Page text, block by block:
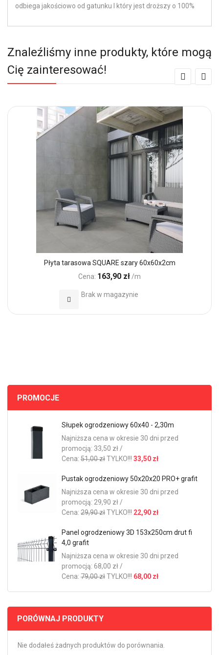
odbiega jakościowo od gatunku I który jest droższy o 100%
Znaleźliśmy inne produkty, które mogą
Cię zainteresować!
Płyta tarasowa SQUARE szary 60x60x2cm
Cena: 163,90 zł/m
Brak w magazynie
Dodaj do Ulubionych
PROMOCJE
Słupek ogrodzeniowy 60x40 - 2,30m
Najniższa cena w okresie 30 dni przed
promocją: 33,50 zł /
Cena: 51,00 złTYLKO!!! 33,50 zł
Pustak ogrodzeniowy 50x20x20 PRO+ grafit
Najniższa cena w okresie 30 dni przed
promocją: 29,90 zł /
Cena: 29,90 złTYLKO!!! 22,90 zł
Panel ogrodzeniowy 3D 153x250cm drut fi
4,0 grafit
Najniższa cena w okresie 30 dni przed
promocją: 68,00 zł /
Cena: 79,00 złTYLKO!!! 68,00 zł
PORÓWNAJ PRODUKTY
Nie dodałeś żadnych produktów do porównania.